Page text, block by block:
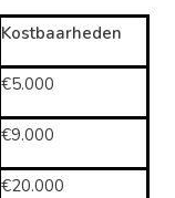
Kostbaarheden
€5.000
€9.000
€20.000